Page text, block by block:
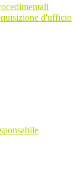
d'ufficio